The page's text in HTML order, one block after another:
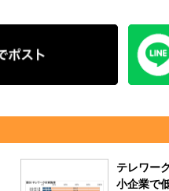
テレワー
小企業で